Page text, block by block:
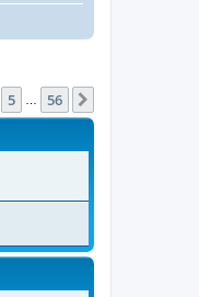
5 56